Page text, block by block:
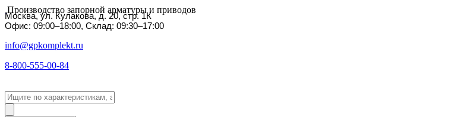
Производство запорной арматуры и приводов
Москва, ул. Кулакова, д. 20, стр. 1К
Офис: 09:00–18:00, Склад: 09:30–17:00
info@gpkomplekt.ru
8-800-555-00-84